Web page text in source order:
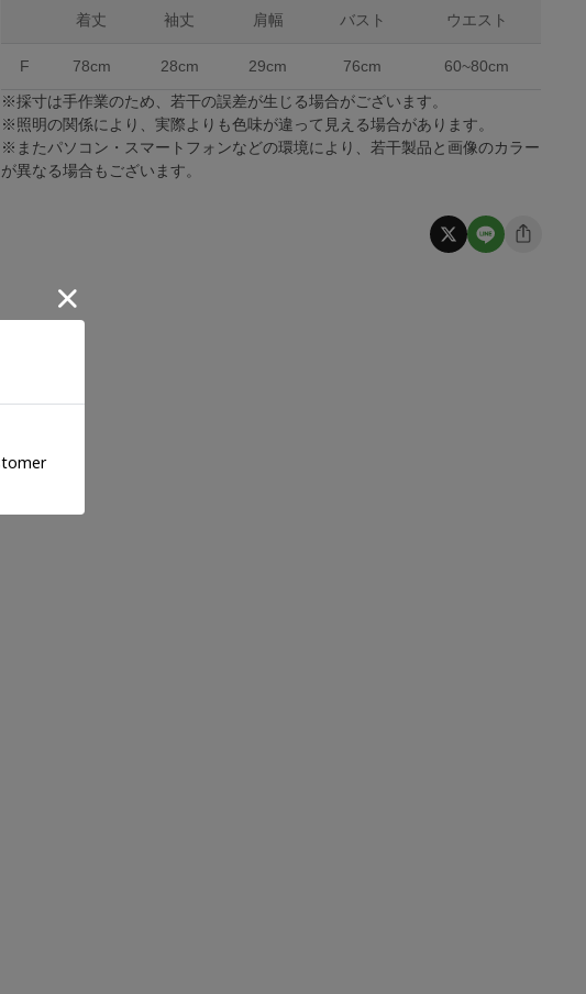
着丈 袖丈 肩幅 バスト ウエスト
F 78cm 28cm 29cm 76cm
60~80cm
※採寸は手作業のため、若干の誤差が生じる場合がございます。
※照明の関係により、実際よりも色味が違って見える場合があります。
※またパソコン・スマートフォンなどの環境により、若干製品と画像のカラー
が異なる場合もございます。